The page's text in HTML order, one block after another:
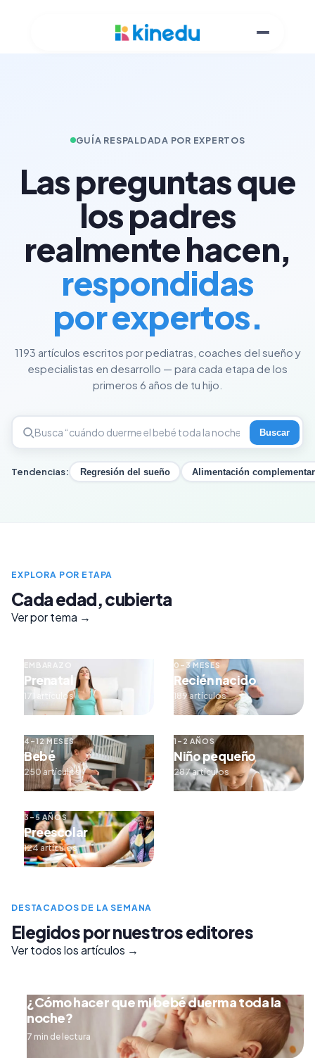
GUÍA RESPALDADA POR EXPERTOS
Las preguntas que
los padres
realmente hacen,
respondidas
por expertos.
1193 artículos escritos por pediatras, coaches del sueño y
especialistas en desarrollo — para cada etapa de los
primeros 6 años de tu hijo.
Buscar
Tendencias: Regresión del sueño Alimentación
EXPLORA POR ETAPA
Cada edad, cubierta
Ver por tema →
EMBARAZO
Prenatal
171 artículos
0–3 MESES
Recién nacido
189 artículos
4–12 MESES
Bebé
250 artículos
1–2 AÑOS
Niño pequeño
287 artículos
3–5 AÑOS
Preescolar
124 artículos
DESTACADOS DE LA SEMANA
Elegidos por nuestros editores
Ver todos los artículos →
¿Cómo hacer que mi bebé duerma toda la
noche?
7 min de lectura